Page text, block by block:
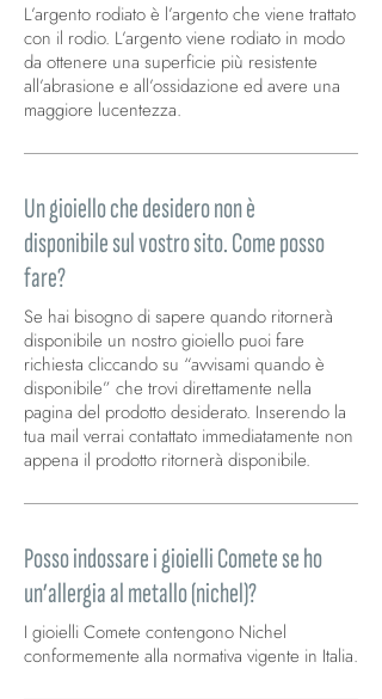
L’argento rodiato è l’argento che viene trattato
con il rodio. L’argento viene rodiato in modo
da ottenere una superficie più resistente
all’abrasione e all’ossidazione ed avere una
maggiore lucentezza.
Un gioiello che desidero non è
disponibile sul vostro sito. Come posso
fare?
Se hai bisogno di sapere quando ritornerà
disponibile un nostro gioiello puoi fare
richiesta cliccando su “avvisami quando è
disponibile” che trovi direttamente nella
pagina del prodotto desiderato. Inserendo la
tua mail verrai contattato immediatamente non
appena il prodotto ritornerà disponibile.
Posso indossare i gioielli Comete se ho
un’allergia al metallo (nichel)?
I gioielli Comete contengono Nichel
conformemente alla normativa vigente in Italia.